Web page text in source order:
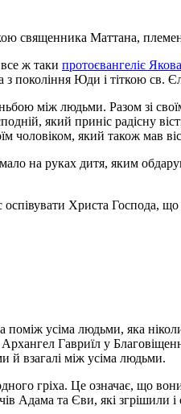
священника Маттана,
ж таки протоєвангеліє Якова
Юди і тіткою св.
між людьми. Разом зі
який приніс радісну
чоловіком, який також мав
на руках дитя, яким
Христа Господа,
усіма людьми, яка
Гавриїл у
взагалі між усіма людьми.
гріха. Це означає, що
Адама та Єви, які згрішили